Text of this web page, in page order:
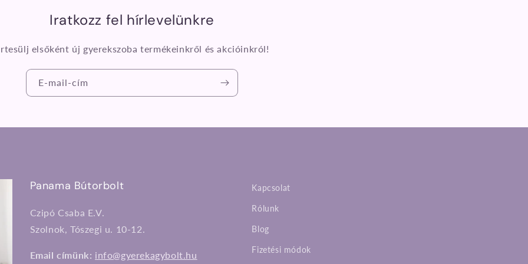
Iratkozz fel hírlevelünkre
elsőként új gyerekszoba termékeinkről és akcióinkról!
E-mail-cím
Panama Bútorbolt
Czipó Csaba E.V.
Szolnok, Tószegi u. 10-12.
Email címünk: info@gyerekagybolt.hu
Kapcsolat
Rólunk
Blog
Fizetési módok